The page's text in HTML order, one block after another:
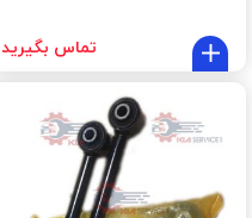
تماس بگیرید